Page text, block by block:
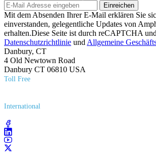
Einreichen
Mit dem Absenden Ihrer E-Mail erklären Sie
einverstanden, gelegentliche Updates von
erhalten.Diese Seite ist durch reCAPTCHA
Datenschutzrichtlinie und Allgemeine
Danbury, CT
4 Old Newtown Road
Danbury CT 06810 USA
Toll Free
International